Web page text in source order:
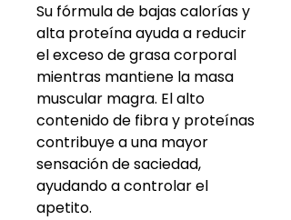
Su fórmula de bajas calorías y
alta proteína ayuda a reducir
el exceso de grasa corporal
mientras mantiene la masa
muscular magra. El alto
contenido de fibra y proteínas
contribuye a una mayor
sensación de saciedad,
ayudando a controlar el
apetito.